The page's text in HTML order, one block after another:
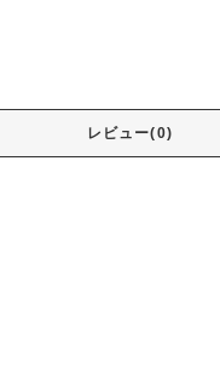
レビュー(0)